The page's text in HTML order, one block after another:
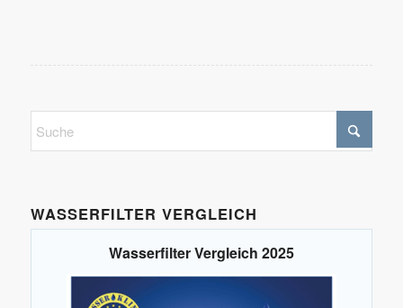
WASSERFILTER VERGLEICH
Wasserfilter Vergleich 2025